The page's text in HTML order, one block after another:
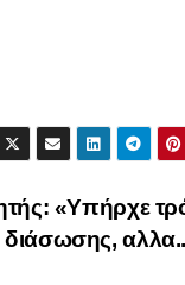
«Υπήρχε
διάσωσης,